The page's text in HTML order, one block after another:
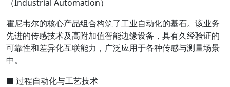
（Industrial Automation）
霍尼韦尔的核心产品组合构筑了工业自动化的基石。该业务
先进的传感技术及高附加值智能边缘设备，具有久经验证的
可靠性和差异化互联能力，广泛应用于各种传感与测量场景
中。
■ 过程自动化与工艺技术